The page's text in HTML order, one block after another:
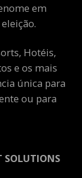
em
Hotéis,
e os mais
única para
ou para
SOLUTIONS